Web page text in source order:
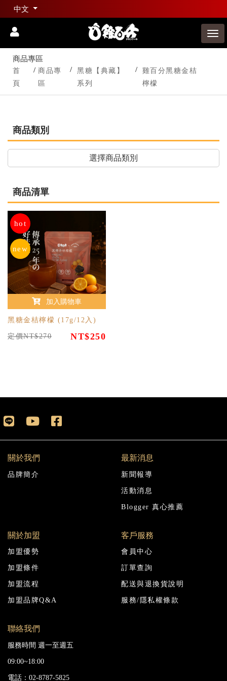
中文
商品專區
首
頁
商品專
區
黑糖【典藏】
系列
雞百分黑糖金桔
檸檬
商品類別
選擇商品類別
商品清單
hot
new
加入購物車
黑糖金桔檸檬 (17g/12入)
定價NT$270 NT$250
關於我們
品牌簡介
最新消息
新聞報導
活動消息
Blogger 真心推薦
關於加盟
加盟優勢
加盟條件
加盟流程
加盟品牌Q&A
客戶服務
會員中心
訂單查詢
配送與退換貨說明
服務/隱私權條款
聯絡我們
服務時間 週一至週五
09:00~18:00
電話：02-8787-5825